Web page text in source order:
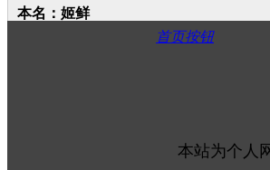
本名：姬鲜
都城：郑州市管城回族区‌，三监之乱后
首页按钮
本站为个人